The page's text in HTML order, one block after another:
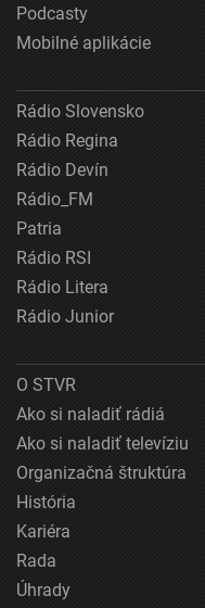
Podcasty
Mobilné aplikácie
Rádio Slovensko
Rádio Regina
Rádio Devín
Rádio_FM
Patria
Rádio RSI
Rádio Litera
Rádio Junior
O STVR
Ako si naladiť rádiá
Ako si naladiť televíziu
Organizačná štruktúra
História
Kariéra
Rada
Úhrady